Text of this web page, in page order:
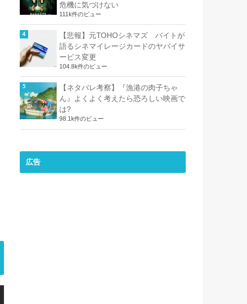
危機に気づけない
111k件のビュー
【悲報】元TOHOシネマズ バイトが
語るシネマイレージカードのヤバイサ
ービス変更
104.8k件のビュー
【ネタバレ考察】『漁港の肉子ちゃ
ん』よくよく考えたら恐ろしい映画で
は?
98.1k件のビュー
広告